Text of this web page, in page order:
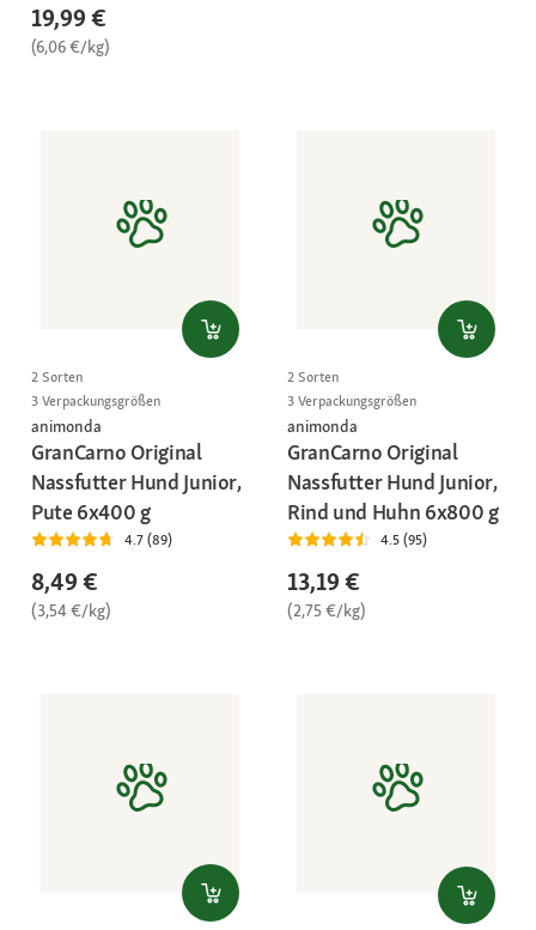
19,99 €
(6,06 €/kg)
2 Sorten
3 Verpackungsgrößen
animonda
GranCarno Original
Nassfutter Hund Junior,
Pute 6x400 g
4.7 (89)
8,49 €
(3,54 €/kg)
2 Sorten
3 Verpackungsgrößen
animonda
GranCarno Original
Nassfutter Hund Junior,
Rind und Huhn 6x800 g
4.5 (95)
13,19 €
(2,75 €/kg)